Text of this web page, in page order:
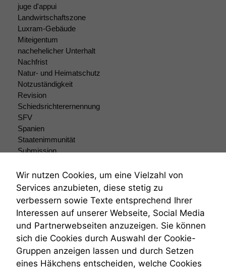
juge d'appui
Landwirtschaftszone
Luxram-Gebäude
Miteigentum
nachehelicher Unterhalt
Nachfrist
Natur- und Heimatschutz
Notzuständigkeit
Revision
Schiedsrichterernennung
SFV
Spanien
Staatenimmunität
Submission
Teilungsklage
Venezuela
VRK
Wiederherstellungsanordnung
Zivilprozessordnung
ZPO
Zustellfiktion
Zuständigkeit
Öffentliches Personalrecht
Wir nutzen Cookies, um eine Vielzahl von
Services anzubieten, diese stetig zu
verbessern sowie Texte entsprechend Ihrer
Interessen auf unserer Webseite, Social Media
und Partnerwebseiten anzuzeigen. Sie können
sich die Cookies durch Auswahl der Cookie-
Gruppen anzeigen lassen und durch Setzen
eines Häkchens entscheiden, welche Cookies
Funktionalität
Funktionen auf
dieser Website
sind optional.
Wenn Sie
diese Option
deaktivieren,
kann die
Website nicht
zu 100%
funktionieren.